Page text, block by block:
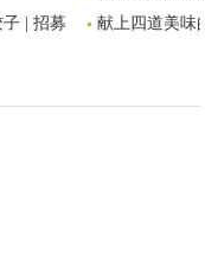
| 招募
献上四道美味